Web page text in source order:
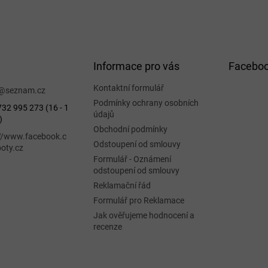
seznam.cz
995 273 (16 - 1
www.facebook.c
Informace pro vás
Kontaktní formulář
Podmínky ochrany osobních
údajů
Obchodní podmínky
Odstoupení od smlouvy
Formulář - Oznámení
odstoupení od smlouvy
Reklamační řád
Formulář pro Reklamace
Jak ověřujeme hodnocení a
recenze